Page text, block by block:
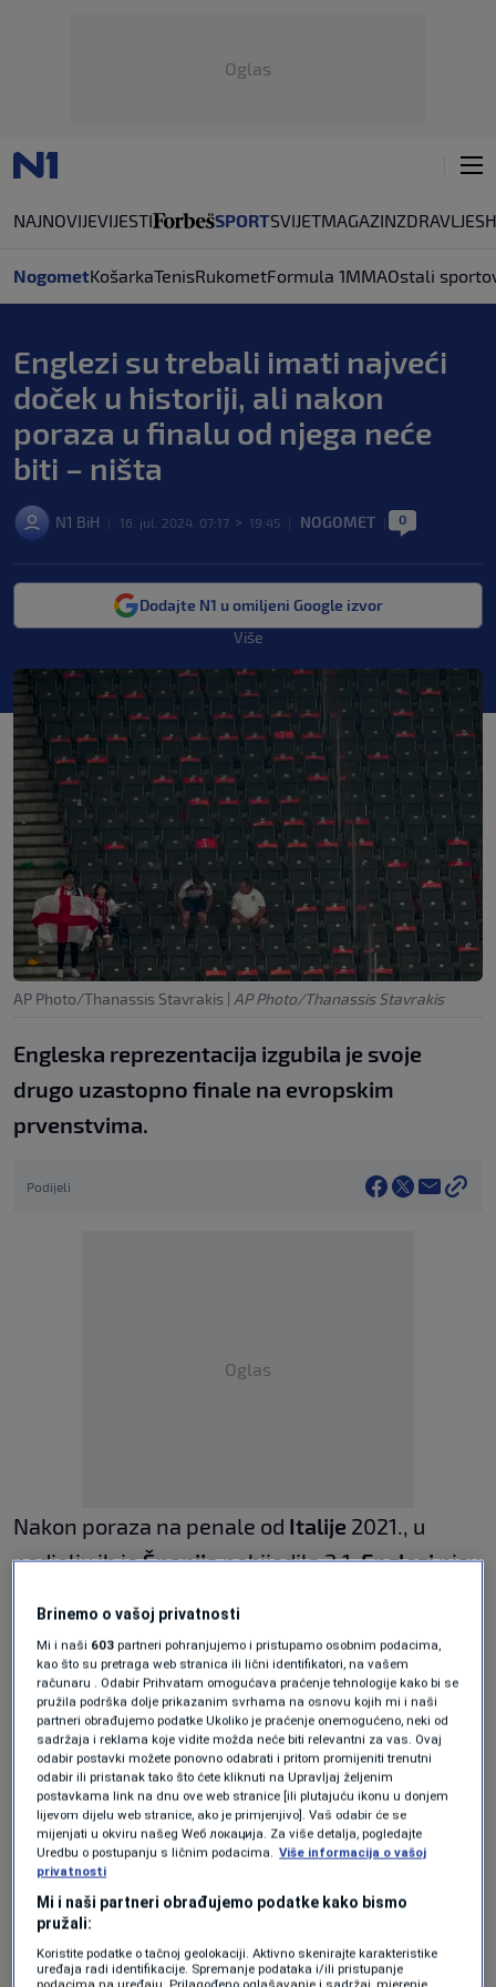
Oglas
NAJNOVIJEVIJESTI SPORTSVIJETMAGAZINZDRAVLJE
NogometKošarkaTenisRukometFormula 1MMAOstali
Englezi su trebali imati najveći
doček u historiji, ali nakon
poraza u finalu od njega neće
biti – ništa
N1 BiH 16. jul. 2024. 07:17 > 19:45 NOGOMET 0
Dodajte N1 u omiljeni Google izvor
Više
AP Photo/Thanassis Stavrakis | AP Photo/Thanassis Stavrakis
Engleska reprezentacija izgubila je svoje
drugo uzastopno finale na evropskim
prvenstvima.
Podijeli
Oglas
Nakon poraza na penale od Italije 2021., u
nedjelju ih jeŠpanijapobijedila 2:1.Englezinisu
žrijeb i stigli do finala, gdje ih je savladao bolji
protivnik s težim putem do završnice.
Planirali su veliki doček s otvorenim
autobusom kroz London u slučaju osvajanja
trofeja, očekujući milion ljudi na ulicama i
pozdrav kraljaCharlesau Buckinghamskoj
palači. Taj bi doček nadmašio one za ragbi
reprezentaciju 2003. i kriket reprezentaciju
2005. godine.
Brinemo o vašoj privatnosti
Mi i naši 603 partneri pohranjujemo i pristupamo osobnim podacima,
kao što su pretraga web stranica ili lični identifikatori, na vašem
računaru . Odabir Prihvatam omogućava praćenje tehnologije kako bi se
pružila podrška dolje prikazanim svrhama na osnovu kojih mi i naši
partneri obrađujemo podatke Ukoliko je praćenje onemogućeno, neki od
sadržaja i reklama koje vidite možda neće biti relevantni za vas. Ovaj
odabir postavki možete ponovno odabrati i pritom promijeniti trenutni
odabir ili pristanak tako što ćete kliknuti na Upravljaj željenim
postavkama link na dnu ove web stranice [ili plutajuću ikonu u donjem
lijevom dijelu web stranice, ako je primjenjivo]. Vaš odabir će se
mijenjati u okviru našeg Wеб локација. Za više detalja, pogledajte
Uredbu o postupanju s ličnim podacima. Više informacija o vašoj
privatnosti
Mi i naši partneri obrađujemo podatke kako bismo
pružali:
Koristite podatke o tačnoj geolokaciji. Aktivno skenirajte karakteristike
uređaja radi identifikacije. Spremanje podataka i/ili pristupanje